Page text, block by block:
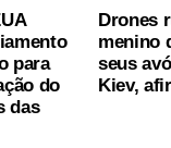
para
do
das
Drones
menino
seus
Kiev,